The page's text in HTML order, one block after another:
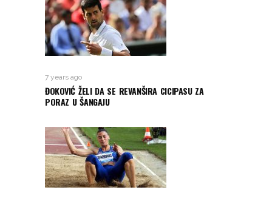
7 years ago
ĐOKOVIĆ ŽELI DA SE REVANŠIRA CICIPASU ZA
PORAZ U ŠANGAJU